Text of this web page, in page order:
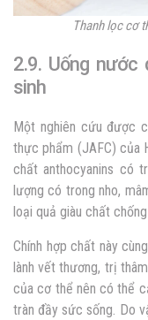
Thanh lọc cơ
2.9. Uống
sinh
Một nghiên cứu được
thực phẩm (JAFC) của
chất anthocyanins có
lượng có trong nho,
loại quả giàu chất
Chính hợp chất này
lành vết thương, trị
của cơ thể nên có thể
tràn đầy sức sống. Do